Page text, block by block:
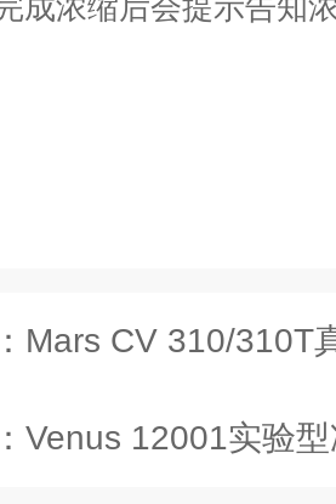
成浓缩后会提示告知
Mars CV 310/310T真空
Venus 12001实验